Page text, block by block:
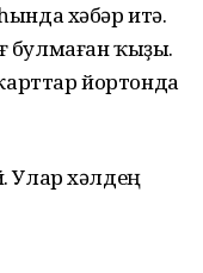
хәбәр итә.
булмаған ҡыҙы.
йортонда
Улар хәлдең